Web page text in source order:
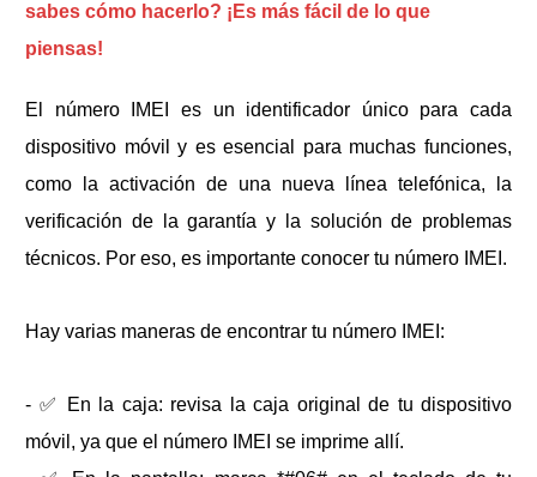
sabes cómo hacerlo? ¡Es más fácil de lo que
piensas!
El número IMEI es un identificador único para cada
dispositivo móvil y es esencial para muchas funciones,
como la activación de una nueva línea telefónica, la
verificación de la garantía y la solución de problemas
técnicos. Por eso, es importante conocer tu número IMEI.
Hay varias maneras de encontrar tu número IMEI:
- ✅ En la caja: revisa la caja original de tu dispositivo
móvil, ya que el número IMEI se imprime allí.